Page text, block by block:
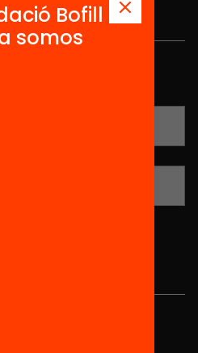
y proyectos para
Bofill
somos